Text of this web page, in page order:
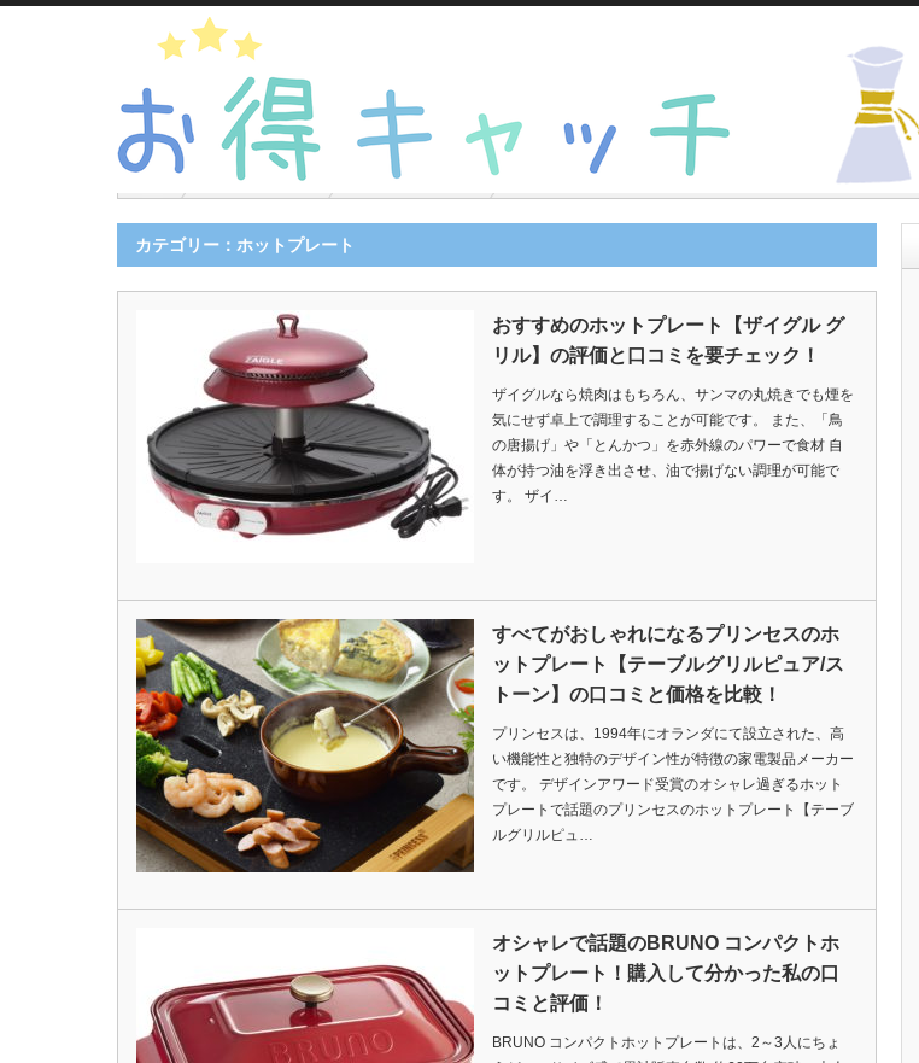
キッチン家電 ホットプレート
カテゴリー：ホットプレート
おすすめのホットプレート【ザイグル グ
リル】の評価と口コミを要チェック！
ザイグルなら焼肉はもちろん、サンマの丸焼きでも煙を
気にせず卓上で調理することが可能です。 また、「鳥
の唐揚げ」や「とんかつ」を赤外線のパワーで食材 自
体が持つ油を浮き出させ、油で揚げない調理が可能で
す。 ザイ…
すべてがおしゃれになるプリンセスのホ
ットプレート【テーブルグリルピュア/ス
トーン】の口コミと価格を比較！
プリンセスは、1994年にオランダにて設立された、高
い機能性と独特のデザイン性が特徴の家電製品メーカー
です。 デザインアワード受賞のオシャレ過ぎるホット
プレートで話題のプリンセスのホットプレート【テーブ
ルグリルピュ…
オシャレで話題のBRUNO コンパクトホ
ットプレート！購入して分かった私の口
コミと評価！
BRUNO コンパクトホットプレートは、2～3人にちょ